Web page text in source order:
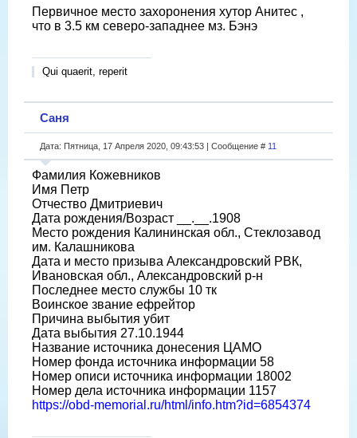
Первичное место захоронения хутор Анитес ,
что в 3.5 км северо-западнее мз. Бэнэ
Qui quaerit, reperit
Саня
Дата: Пятница, 17 Апреля 2020, 09:43:53 | Сообщение # 11
Фамилия Кожевников
Имя Петр
Отчество Дмитриевич
Дата рождения/Возраст __.__.1908
Место рождения Калининская обл., Стеклозавод
им. Калашникова
Дата и место призыва Александровский РВК,
Ивановская обл., Александровский р-н
Последнее место службы 10 тк
Воинское звание ефрейтор
Причина выбытия убит
Дата выбытия 27.10.1944
Название источника донесения ЦАМО
Номер фонда источника информации 58
Номер описи источника информации 18002
Номер дела источника информации 1157
https://obd-memorial.ru/html/info.htm?id=6854374